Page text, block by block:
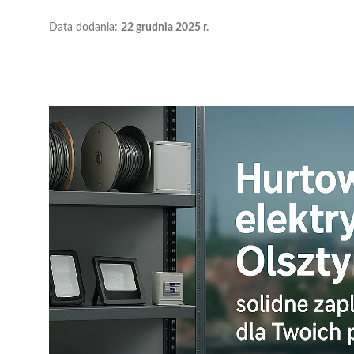
Data dodania: 22 grudnia 2025 r.